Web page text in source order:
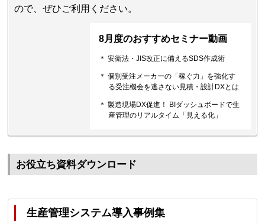
ので、ぜひご利用ください。
8月度のおすすめセミナー動画
＊ 安衛法・JIS改正に備えるSDS作成術
＊ 個別受注メーカーの「稼ぐ力」を強化す
る受注機会を逃さない見積・設計DXとは
＊ 製造現場DX促進！ BIダッシュボードで生
産管理のリアルタイム「見える化」
お役立ち資料ダウンロード
生産管理システム導入事例集